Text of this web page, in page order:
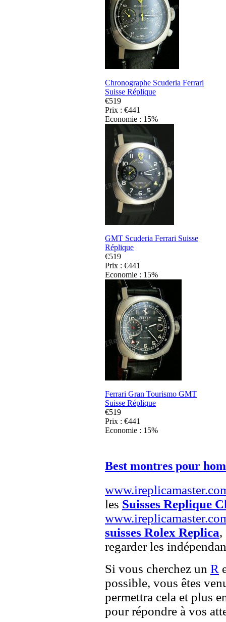
Chronographe Scuderia Ferrari
Suisse Réplique
€519
Prix : €441
Economie : 15%
GMT Scuderia Ferrari Suisse
Réplique
€519
Prix : €441
Economie : 15%
Ferrari Gran Tourismo GMT
Suisse Réplique
€519
Prix : €441
Economie : 15%
Best montres pour
les Suisses Replique
suisses Rolex Replica,
regarder les
Si vous cherchez un R
possible, vous êtes
permettra cela et plus
pour répondre à vos